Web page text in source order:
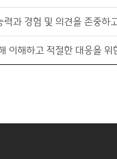
과 경험 및 의견을 존중하
이해하고 적절한 대응을 위